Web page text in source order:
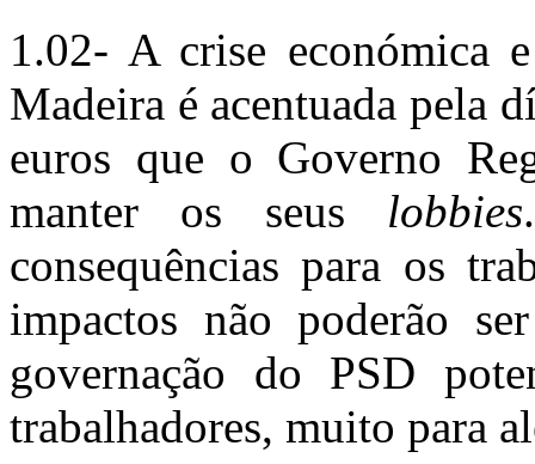
1.02- A crise económica
Madeira é acentuada pela
euros que o Governo
manter os seus lobbies
consequências para os
impactos não poderão
governação do PSD
trabalhadores, muito para